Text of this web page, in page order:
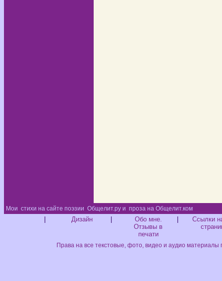
Мои стихи на сайте поэзии Общелит.ру и проза на Общелит.ком
Дизайн
Обо мне.
Отзывы в
печати
Ссылки
Права на все текстовые, фото, видео и аудио